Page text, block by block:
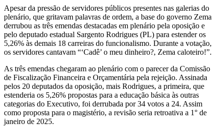
Apesar da pressão de servidores públicos presentes nas galerias do
plenário, que gritavam palavras de ordem, a base do governo Zema
derrubou as três emendas destacadas em plenário pela oposição e
pelo deputado estadual Sargento Rodrigues (PL) para estender os
5,26% às demais 18 carreiras do funcionalismo. Durante a votação,
os servidores cantavam “‘Cadê’ o meu dinheiro?, Zema caloteiro!”.
As três emendas chegaram ao plenário com o parecer da Comissão
de Fiscalização Financeira e Orçamentária pela rejeição. Assinada
pelos 20 deputados da oposição, mais Rodrigues, a primeira, que
estenderia os 5,26% propostas para a educação básica às outras
categorias do Executivo, foi derrubada por 34 votos a 24. Assim
como proposta para o magistério, a revisão seria retroativa a 1° de
janeiro de 2025.